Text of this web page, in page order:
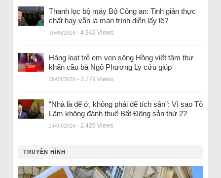
Thanh lọc bộ máy Bộ Công an: Tinh giản thực
chất hay vẫn là màn trình diễn lấy lệ?
16/06/2026 - 4.942 Views
Hàng loạt trẻ em ven sông Hồng viết tâm thư
khẩn cầu bà Ngô Phương Ly cứu giúp
28/05/2026 - 3.779 Views
“Nhà là để ở, không phải để tích sản”: Vì sao Tô
Lâm không đánh thuế Bất Động sản thứ 2?
24/05/2026 - 2.426 Views
TRUYỀN HÌNH